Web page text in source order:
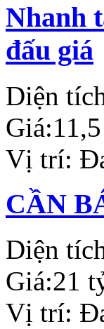
Nhanh
đấu giá
Diện
Giá:
Vị trí:
CẦN
Diện
Giá:21
Vị trí: